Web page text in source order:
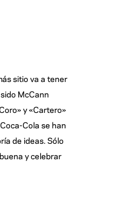
sitio va a tener
McCann
y «Cartero»
Cola se han
de ideas. Sólo
y celebrar